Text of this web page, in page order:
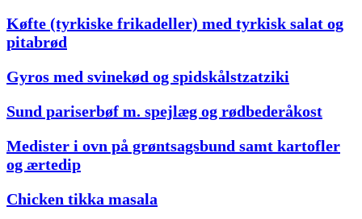
Køfte (tyrkiske frikadeller) med tyrkisk salat og
pitabrød
Gyros med svinekød og spidskålstzatziki
Sund pariserbøf m. spejlæg og rødbederåkost
Medister i ovn på grøntsagsbund samt kartofler
og ærtedip
Chicken tikka masala